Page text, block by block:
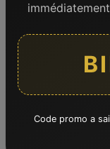
Code promo a